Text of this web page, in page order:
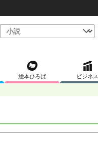
絵本ひろば ビジネス